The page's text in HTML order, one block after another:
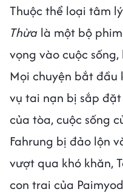
Thuộc thể loại tâm
Thừa là một bộ
vọng vào cuộc
Mọi chuyện bắt
vụ tai nạn bị sắp
của tòa, cuộc sống
Fahrung bị đảo lộn
vượt qua khó khăn,
con trai của